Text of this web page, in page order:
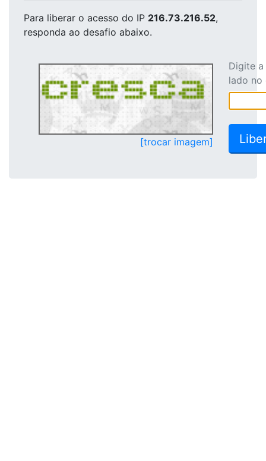
Para liberar o acesso do IP 216.73.216.52,
responda ao desafio abaixo.
[trocar imagem]
Digite
lado no